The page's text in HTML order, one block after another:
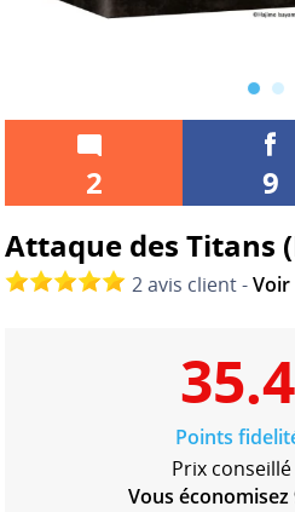
2
9
Attaque des Titans
2 avis client -Voir
Points
Prix conseillé
Vous économisez